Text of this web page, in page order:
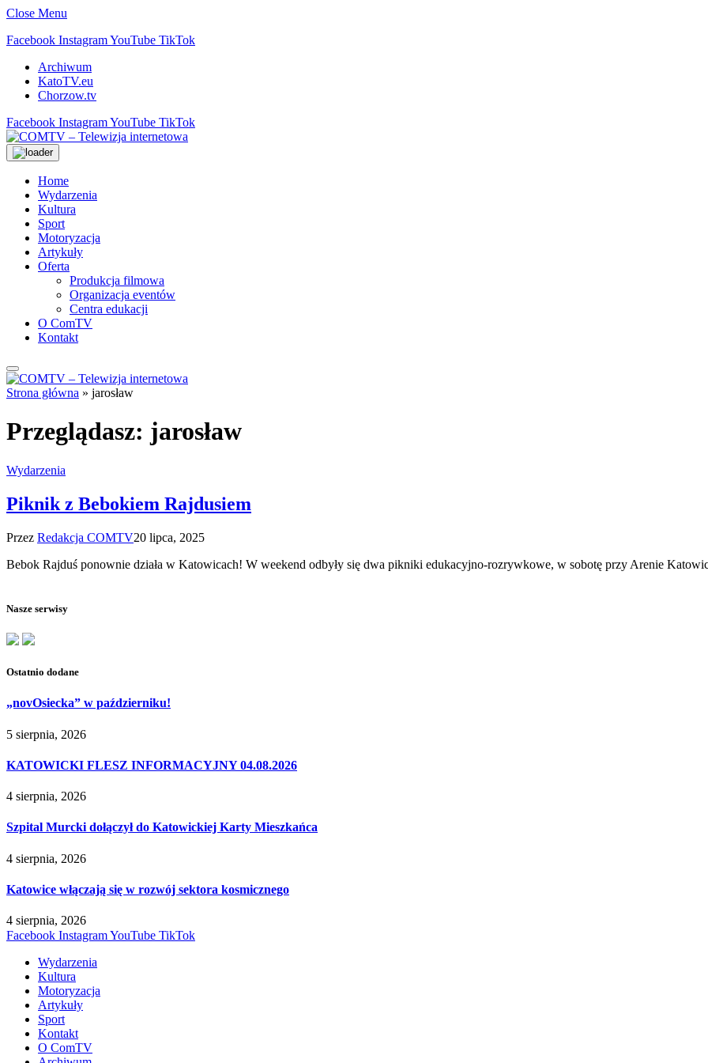
Close Menu
Facebook InstagramYouTube TikTok
Archiwum
KatoTV.eu
Chorzow.tv
Facebook InstagramYouTube TikTok
Home
Wydarzenia
Kultura
Sport
Motoryzacja
Artykuły
Oferta
Produkcja filmowa
Organizacja eventów
Centra edukacji
O ComTV
Kontakt
Strona główna » jarosław
Przeglądasz: jarosław
Wydarzenia
Piknik z Bebokiem Rajdusiem
Przez Redakcja COMTV20 lipca, 2025
Bebok Rajduś ponownie działa w Katowicach! W weekend odbyły się dwa pikniki edukacyjno-rozrywkowe, w sobotę przy Arenie
Nasze serwisy
Ostatnio dodane
„novOsiecka” w październiku!
5 sierpnia, 2026
KATOWICKI FLESZ INFORMACYJNY 04.08.2026
4 sierpnia, 2026
Szpital Murcki dołączył do Katowickiej Karty Mieszkańca
4 sierpnia, 2026
Katowice włączają się w rozwój sektora kosmicznego
4 sierpnia, 2026
Facebook InstagramYouTube TikTok
Wydarzenia
Kultura
Motoryzacja
Artykuły
Sport
Kontakt
O ComTV